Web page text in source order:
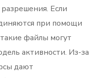
Если
при помощи
файлы могут
активности. Из-за
дают